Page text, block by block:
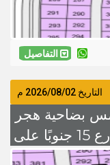
التفاصيل
التاريخ 2026/08/02 م
بضاحية هجر
رقم 16-2/ج المساحة 455م شارع 15 جنوبًا على